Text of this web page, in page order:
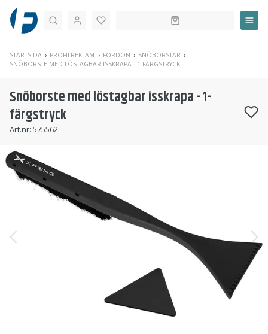
Sök
STARTSIDA PROFILREKLAM FORDON
SNÖBORSTAR
SNÖBORSTE MED LÖSTAGBAR ISSKRAPA - 1-FÄRGSTRYCK
Snöborste med löstagbar isskrapa - 1-
färgstryck
Art.nr: 575562